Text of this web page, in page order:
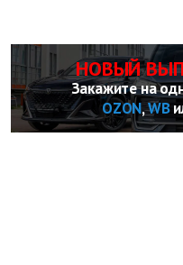
НОВЫЙ
Закажите на
OZON,WB